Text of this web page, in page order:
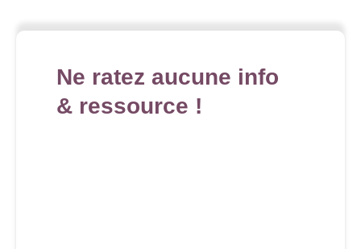
Ne ratez aucune info
& ressource !